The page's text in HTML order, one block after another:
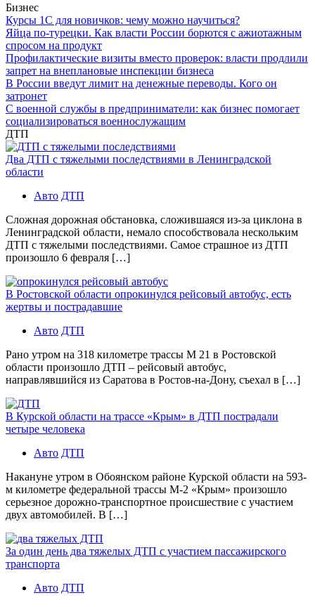
Бизнес
Курсы 1С для новичков: чему можно научиться?
Яйца по-турецки. Как власти России борются с ажиотажным
спросом на продукт
Профилактические визиты вместо проверок: власти продлили
запрет на внеплановые инспекции бизнеса
В России введут лимит на денежные переводы. Кого он
затронет
С военной службы в предприниматели: как бизнес помогает
социализироваться военнослужащим
ДТП
Два ДТП с тяжелыми последствиями в Ленинградской
области
Авто ДТП
Сложная дорожная обстановка, сложившаяся из-за циклона в
Ленинградской области, немало способствовала нескольким
ДТП с тяжелыми последствиями. Самое страшное из ДТП
произошло 6 февраля […]
В Ростовской области опрокинулся рейсовый автобус, есть
жертвы и пострадавшие
Авто ДТП
Рано утром на 318 километре трассы М 21 в Ростовской
области произошло ДТП – рейсовый автобус,
направлявшийся из Саратова в Ростов-на-Дону, съехал в […]
В Курской области на трассе «Крым» в ДТП пострадали
четыре человека
Авто ДТП
Накануне утром в Обоянском районе Курской области на 593-
м километре федеральной трассы М-2 «Крым» произошло
серьезное дорожно-транспортное происшествие с участием
двух автомобилей. В […]
За один день два тяжелых ДТП с участием пассажирского
транспорта
Авто ДТП